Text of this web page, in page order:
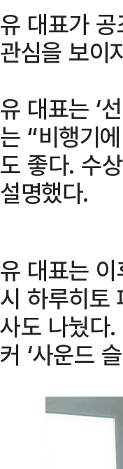
유 대표가
관심을 보이
유 대표는 ‘
는 “비행기
도 좋다. 수
설명했다.
유 대표는
시 하루히토
사도 나눴다
커 ‘사운드